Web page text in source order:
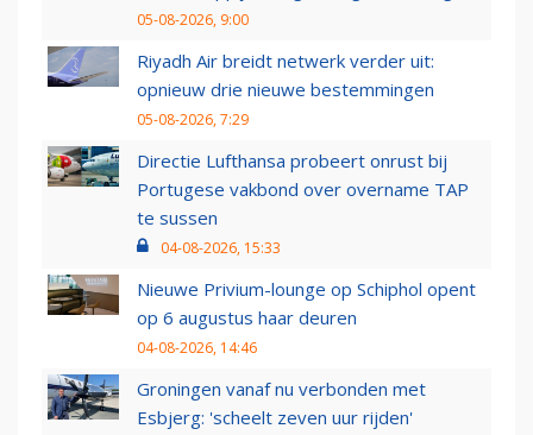
05-08-2026, 9:00
Riyadh Air breidt netwerk verder uit:
opnieuw drie nieuwe bestemmingen
05-08-2026, 7:29
Directie Lufthansa probeert onrust bij
Portugese vakbond over overname TAP
te sussen
04-08-2026, 15:33
Nieuwe Privium-lounge op Schiphol opent
op 6 augustus haar deuren
04-08-2026, 14:46
Groningen vanaf nu verbonden met
Esbjerg: 'scheelt zeven uur rijden'